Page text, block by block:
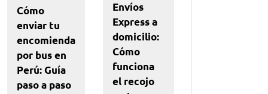
Cómo
enviar tu
encomienda
por bus en
Perú: Guía
paso a paso
Envíos
Express a
domicilio:
Cómo
funciona
el recojo